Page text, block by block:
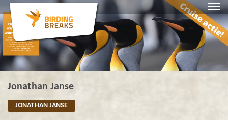
Jonathan Janse
JONATHAN JANSE